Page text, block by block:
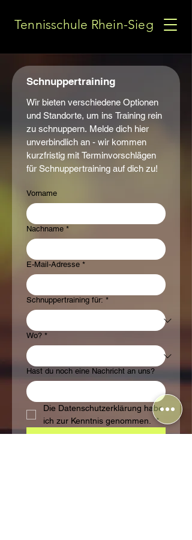
Tennisschule Rhein-Sieg
Schnuppertraining
Wir bieten verschiedene Optionen
und Standorte, um ins Training rein
zu schnuppern. Melde dich hier
unverbindlich an - wir kommen
kurzfristig mit Terminvorschlägen
für Schnuppertraining auf dich zu!
Vorname
Nachname *
E-Mail-Adresse *
Schnuppertraining für: *
Wo? *
Hast du noch eine Nachricht an uns?
Die Datenschutzerklärung habe
ich zur Kenntnis genommen.
*